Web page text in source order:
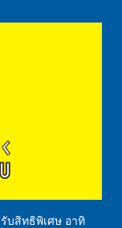
รับสิทธิพิเศษ อาทิ